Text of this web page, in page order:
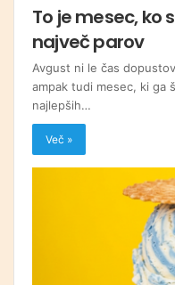
To je mesec, ko
največ parov
Avgust ni le čas
ampak tudi mesec, ki ga
najlepših…
Več »